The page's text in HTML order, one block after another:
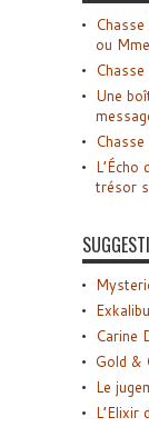
ou Mme
Une
trésor
Carine
Gold &
Le
L’Elixir